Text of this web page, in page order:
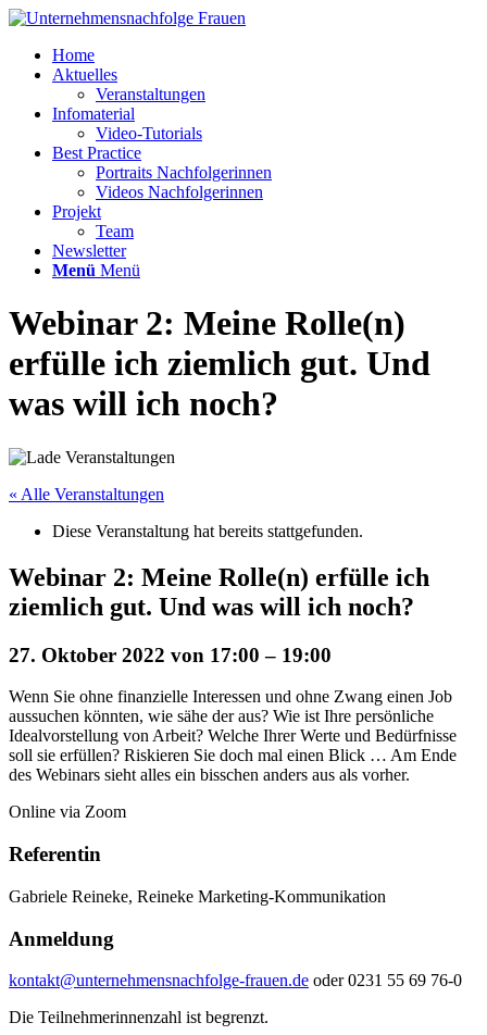
Home
Aktuelles
Veranstaltungen
Infomaterial
Video-Tutorials
Best Practice
Portraits Nachfolgerinnen
Videos Nachfolgerinnen
Projekt
Team
Newsletter
Menü Menü
Webinar 2: Meine Rolle(n)
erfülle ich ziemlich gut. Und
was will ich noch?
« Alle Veranstaltungen
Diese Veranstaltung hat bereits stattgefunden.
Webinar 2: Meine Rolle(n) erfülle ich
ziemlich gut. Und was will ich noch?
27. Oktober 2022 von 17:00 – 19:00
Wenn Sie ohne finanzielle Interessen und ohne Zwang einen Job
aussuchen könnten, wie sähe der aus? Wie ist Ihre persönliche
Idealvorstellung von Arbeit? Welche Ihrer Werte und Bedürfnisse
soll sie erfüllen? Riskieren Sie doch mal einen Blick … Am Ende
des Webinars sieht alles ein bisschen anders aus als vorher.
Online via Zoom
Referentin
Gabriele Reineke, Reineke Marketing-Kommunikation
Anmeldung
kontakt@unternehmensnachfolge-frauen.de oder 0231 55 69 76-0
Die Teilnehmerinnenzahl ist begrenzt.